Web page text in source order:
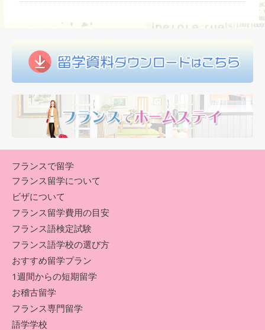
フランスで留学
フランス留学について
ビザについて
フランス留学費用の目安
フランス語検定試験
フランス語学校の選び方
おすすめ留学プラン
1週間からの短期留学
お稽古留学
フランス専門留学
語学学校